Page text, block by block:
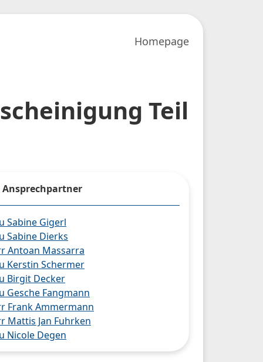
Homepage
Teil
Ansprechpartner
Sabine Gigerl
Sabine Dierks
Antoan Massarra
Kerstin Schermer
Birgit Decker
Gesche Fangmann
Frank Ammermann
Mattis Jan Fuhrken
Nicole Degen